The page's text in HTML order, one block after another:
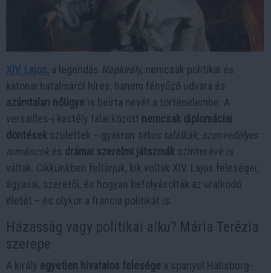
XIV. Lajos, a legendás Napkirály, nemcsak politikai és
katonai hatalmáról híres, hanem fényűző udvara és
számtalan nőügye is beírta nevét a történelembe. A
versailles-i kastély falai között nemcsak diplomáciai
döntések születtek – gyakran titkos találkák, szenvedélyes
románcok és drámai szerelmi játszmák színterévé is
váltak. Cikkünkben feltárjuk, kik voltak XIV. Lajos feleségei,
ágyasai, szeretői, és hogyan befolyásolták az uralkodó
életét – és olykor a francia politikát is.
Házasság vagy politikai alku? Mária Terézia
szerepe
A király egyetlen hivatalos felesége a spanyol Habsburg-